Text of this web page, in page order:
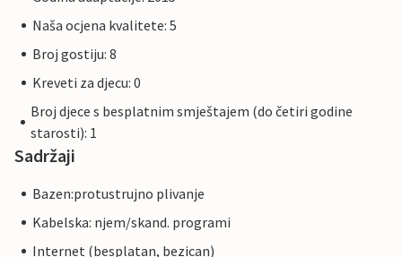
Naša ocjena kvalitete: 5
Broj gostiju: 8
Kreveti za djecu: 0
Broj djece s besplatnim smještajem (do četiri godine
starosti): 1
Sadržaji
Bazen:protustrujno plivanje
Kabelska: njem/skand. programi
Internet (besplatan, bezican)